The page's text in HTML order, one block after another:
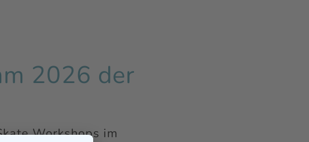
2026 der
Workshops im